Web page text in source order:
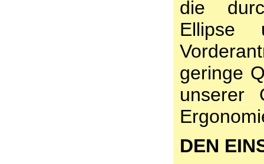
die
Ellipse
geringe
unserer
DEN